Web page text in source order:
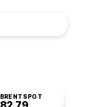
BRENTSPOT